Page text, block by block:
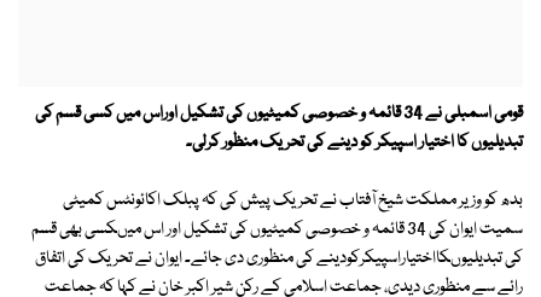
قومی اسمبلی نے 34 قائمہ و خصوصی کمیٹیوں کی تشکیل اوراس میں کسی قسم کی
تبدیلیوں کا اختیار اسپیکر کو دینے کی تحریک منظور کرلی۔
بدھ کو وزیر مملکت شیخ آفتاب نے تحریک پیش کی کہ پبلک اکائونٹس کمیٹی
سمیت ایوان کی 34 قائمہ و خصوصی کمیٹیوں کی تشکیل اور اس میںکسی بھی قسم
کی تبدیلیوںکااختیاراسپیکرکودینے کی منظوری دی جائے۔ ایوان نے تحریک کی اتفاق
رائے سے منظوری دیدی، جماعت اسلامی کے رکن شیر اکبر خان نے کہا کہ جماعت